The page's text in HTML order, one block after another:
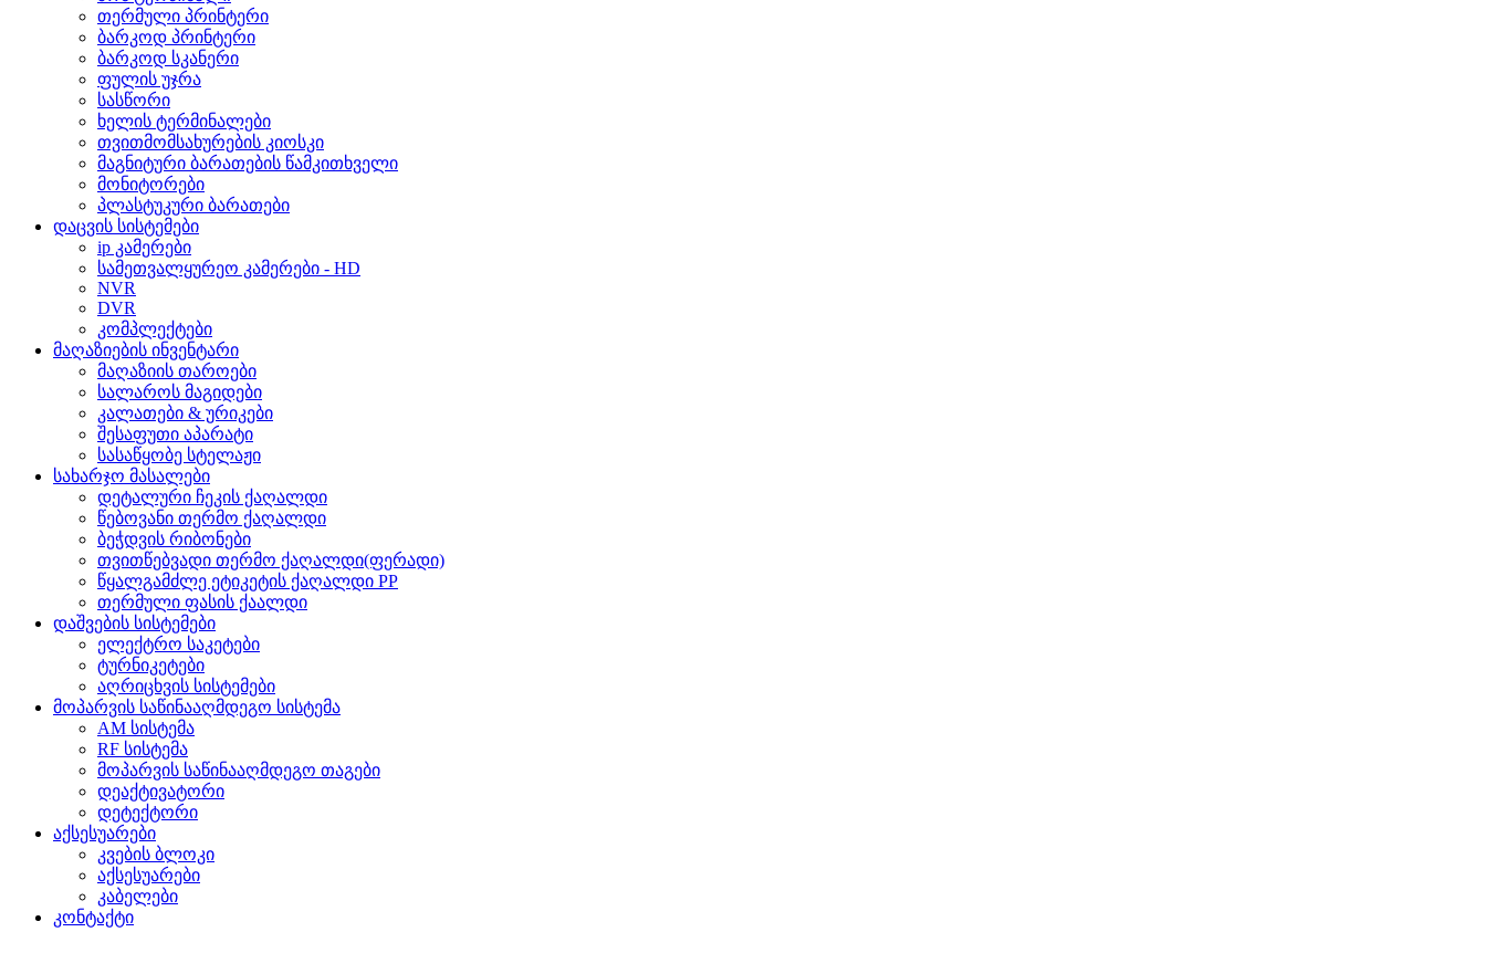
თერმული პრინტერი
ბარკოდ პრინტერი
ბარკოდ სკანერი
ფულის უჯრა
სასწორი
ხელის ტერმინალები
თვითმომსახურების კიოსკი
მაგნიტური ბარათების წამკითხველი
მონიტორები
პლასტუკური ბარათები
დაცვის სისტემები
ip კამერები
სამეთვალყურეო კამერები - HD
NVR
DVR
კომპლექტები
მაღაზიების ინვენტარი
მაღაზიის თაროები
სალაროს მაგიდები
კალათები & ურიკები
შესაფუთი აპარატი
სასაწყობე სტელაჟი
სახარჯო მასალები
დეტალური ჩეკის ქაღალდი
წებოვანი თერმო ქაღალდი
ბეჭდვის რიბონები
თვითწებვადი თერმო ქაღალდი(ფერადი)
წყალგამძლე ეტიკეტის ქაღალდი PP
თერმული ფასის ქაალდი
დაშვების სისტემები
ელექტრო საკეტები
ტურნიკეტები
აღრიცხვის სისტემები
მოპარვის საწინააღმდეგო სისტემა
AM სისტემა
RF სისტემა
მოპარვის საწინააღმდეგო თაგები
დეაქტივატორი
დეტექტორი
აქსესუარები
კვების ბლოკი
აქსესუარები
კაბელები
კონტაქტი